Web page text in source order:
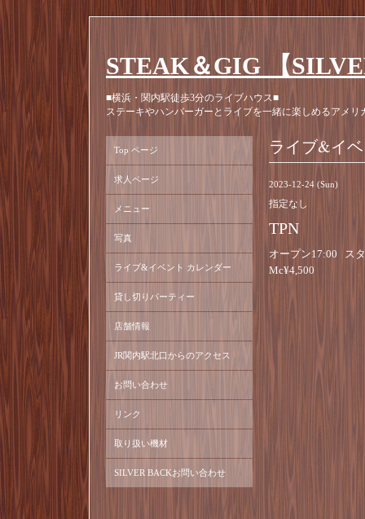
STEAK＆GIG 【
■横浜・関内駅徒歩3分のライブハウス■
ステーキやハンバーガーとライブを一緒に楽しめるアメリ
ライブ&イ
2023-12-24 (Sun)
指定なし
TPN
オープン17:00 ス
Mc¥4,500
Top ページ
求人ページ
メニュー
写真
ライブ&イベント カレンダー
貸し切りパーティー
店舗情報
JR関内駅北口からのアクセス
お問い合わせ
リンク
取り扱い機材
SILVER BACKお問い合わせ